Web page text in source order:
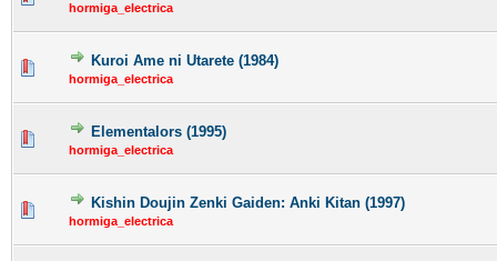
hormiga_electrica
Kuroi Ame ni Utarete (1984)
hormiga_electrica
Elementalors (1995)
hormiga_electrica
Kishin Doujin Zenki Gaiden: Anki Kitan (1997)
hormiga_electrica